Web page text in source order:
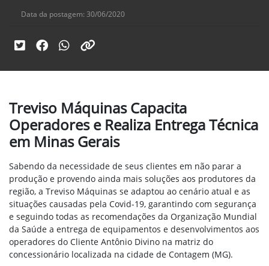
Data da postagem: 30/06/2020
Treviso Máquinas Capacita
Operadores e Realiza Entrega Técnica
em Minas Gerais
Sabendo da necessidade de seus clientes em não parar a
produção e provendo ainda mais soluções aos produtores da
região, a Treviso Máquinas se adaptou ao cenário atual e as
situações causadas pela Covid-19, garantindo com segurança
e seguindo todas as recomendações da Organização Mundial
da Saúde a entrega de equipamentos e desenvolvimentos aos
operadores do Cliente Antônio Divino na matriz do
concessionário localizada na cidade de Contagem (MG).